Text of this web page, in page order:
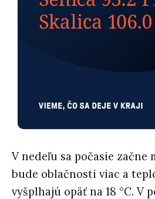
V nedeľu sa počasie začne
bude oblačnosti viac a
vyšplhajú opäť na 18 °C. V